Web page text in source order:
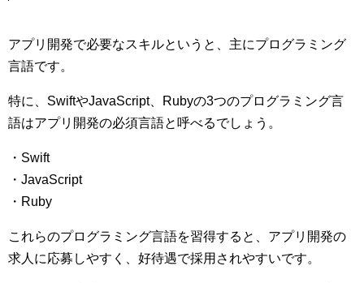
アプリ開発で必要なスキルというと、主にプログラミング
言語です。
特に、SwiftやJavaScript、Rubyの3つのプログラミング言
語はアプリ開発の必須言語と呼べるでしょう。
・Swift
・JavaScript
・Ruby
これらのプログラミング言語を習得すると、アプリ開発の
求人に応募しやすく、好待遇で採用されやすいです。